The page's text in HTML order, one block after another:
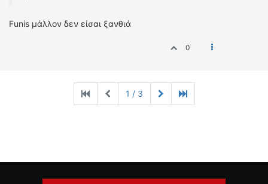
Funis μάλλον δεν είσαι ξανθιά
0
1 / 3